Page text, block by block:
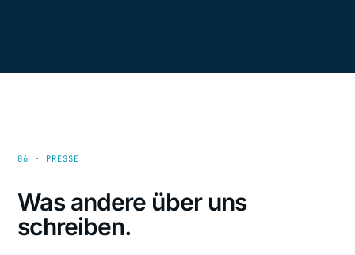
06 · PRESSE
Was andere über uns
schreiben.